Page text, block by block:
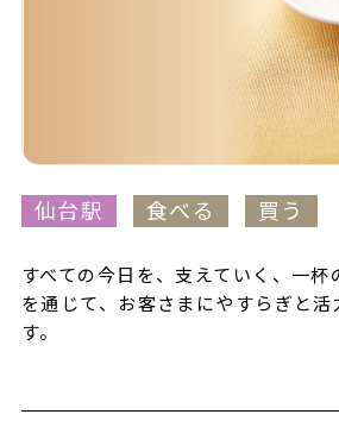
仙台駅 食べる 買う
すべての今日を、支えていく、一杯
を通じて、お客さまにやすらぎと
す。